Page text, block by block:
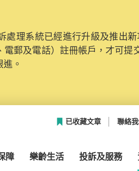
處理系統已經進行升級及推出
郵及電話）註冊帳戶，才可提
。
已收藏文章 聯絡
障 樂齡生活 投訴及服務